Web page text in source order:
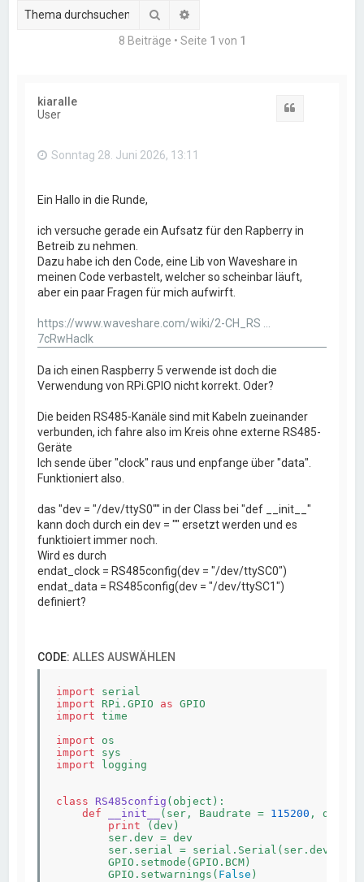
Suche
8 Beiträge • Seite 1 von 1
kiaralle
User
Sonntag 28. Juni 2026, 13:11
Ein Hallo in die Runde,
ich versuche gerade ein Aufsatz für den Rapberry in
Betreib zu nehmen.
Dazu habe ich den Code, eine Lib von Waveshare in
meinen Code verbastelt, welcher so scheinbar läuft,
aber ein paar Fragen für mich aufwirft.
https://www.waveshare.com/wiki/2-CH_RS ...
7cRwHaclk
Da ich einen Raspberry 5 verwende ist doch die
Verwendung von RPi.GPIO nicht korrekt. Oder?
Die beiden RS485-Kanäle sind mit Kabeln zueinander
verbunden, ich fahre also im Kreis ohne externe RS485-
Geräte
Ich sende über "clock" raus und enpfange über "data".
Funktioniert also.
das "dev = "/dev/ttyS0"" in der Class bei "def __init__"
kann doch durch ein dev = "" ersetzt werden und es
funktioiert immer noch.
Wird es durch
endat_clock = RS485config(dev = "/dev/ttySC0")
endat_data = RS485config(dev = "/dev/ttySC1")
definiert?
CODE:ALLES AUSWÄHLEN
import
import RPi.GPIO as
import time
import
import
import logging
class RS485config (object) :
def
__init__ (ser, Baudrate = 115200 , dev =
print (dev)
        ser.dev = dev
ser.serial = serial.Serial(ser.dev,
        GPIO.setmode(GPIO.BCM)
        GPIO.setwarnings(
False )